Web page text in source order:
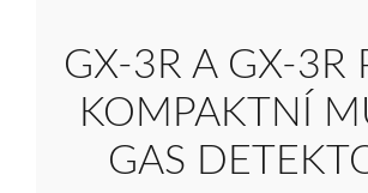
GX‑3R A GX‑3R
KOMPAKTNÍ
GAS